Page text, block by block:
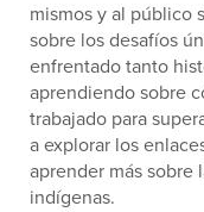
mismos y al público
sobre los desafíos
enfrentado tanto
aprendiendo sobre
trabajado para
a explorar los
aprender más sobre
indígenas.